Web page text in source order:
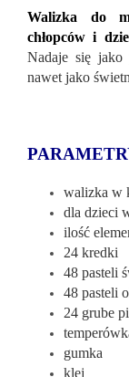
Walizka do
chłopców i
Nadaje się jako
nawet jako
walizka w
dla dzieci
ilość
24 kredki
48 pasteli
48 pasteli
24 grube
gumka
klej